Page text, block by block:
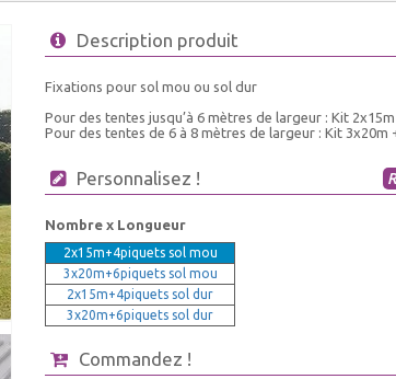
Description produit
Fixations pour sol mou ou sol dur
Pour des tentes jusqu’à 6 mètres de largeur : Kit
Pour des tentes de 6 à 8 mètres de largeur : Kit 3x20m
Personnalisez !
Nombre x Longueur
2x15m+4piquets sol mou
3x20m+6piquets sol mou
2x15m+4piquets sol dur
3x20m+6piquets sol dur
Commandez !